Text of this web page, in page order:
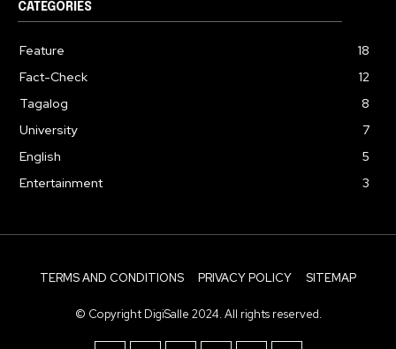
CATEGORIES
Feature
18
Fact-Check
12
Tagalog
8
University
7
English
5
Entertainment
3
TERMS AND CONDITIONS PRIVACY POLICY SITEMAP
© Copyright DigiSalle 2024. All rights reserved.